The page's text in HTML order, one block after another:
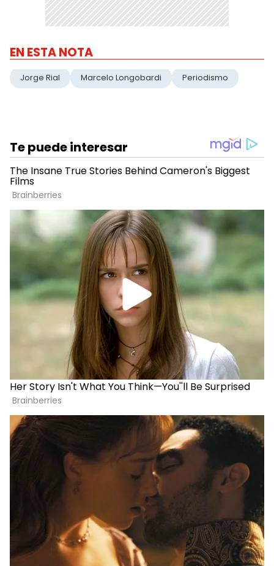
EN ESTA NOTA
Jorge Rial Marcelo Longobardi Periodismo